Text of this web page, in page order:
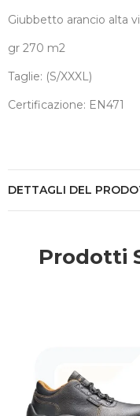
Giubbetto arancio alta
gr 270 m2
Taglie: (S/XXXL)
Certificazione: EN471
DETTAGLI DEL
Prodotti